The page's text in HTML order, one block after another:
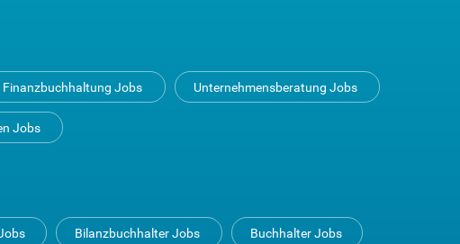
Finanzbuchhaltung Jobs Unternehmensberatung Jobs
Jobs
Bilanzbuchhalter Jobs Buchhalter Jobs